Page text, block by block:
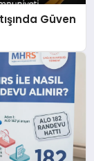
Güven